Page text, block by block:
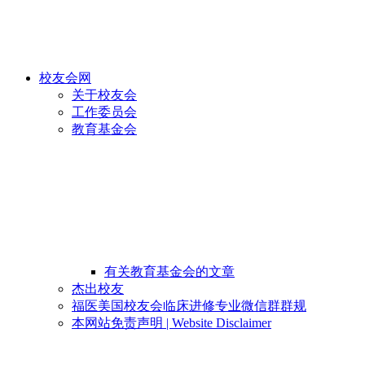
校友会网
关于校友会
工作委员会
教育基金会
有关教育基金会的文章
杰出校友
福医美国校友会临床进修专业微信群群规
本网站免责声明 | Website Disclaimer